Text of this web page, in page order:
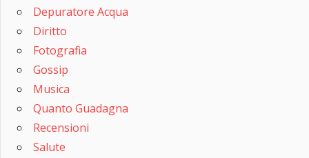
Depuratore Acqua
Diritto
Fotografia
Gossip
Musica
Quanto Guadagna
Recensioni
Salute